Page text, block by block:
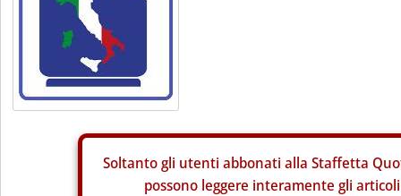
Soltanto gli utenti abbonati alla Staffetta
possono leggere interamente gli